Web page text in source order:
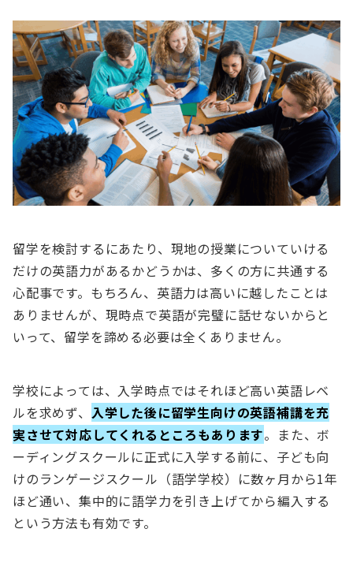
留学を検討するにあたり、現地の授業についていける
だけの英語力があるかどうかは、多くの方に共通する
心配事です。もちろん、英語力は高いに越したことは
ありませんが、現時点で英語が完璧に話せないからと
いって、留学を諦める必要は全くありません。
学校によっては、入学時点ではそれほど高い英語レベ
ルを求めず、 入学した後に留学生向けの英語補講を充
実させて対応してくれるところもあります。また、ボ
ーディングスクールに正式に入学する前に、子ども向
けのランゲージスクール（語学学校）に数ヶ月から1年
ほど通い、集中的に語学力を引き上げてから編入する
という方法も有効です。